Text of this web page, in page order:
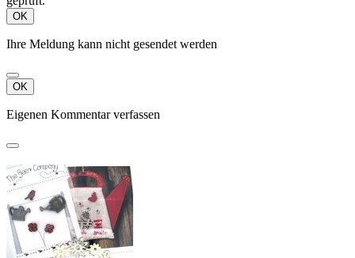
OK
Ihre Meldung kann nicht gesendet werden
OK
Eigenen Kommentar verfassen